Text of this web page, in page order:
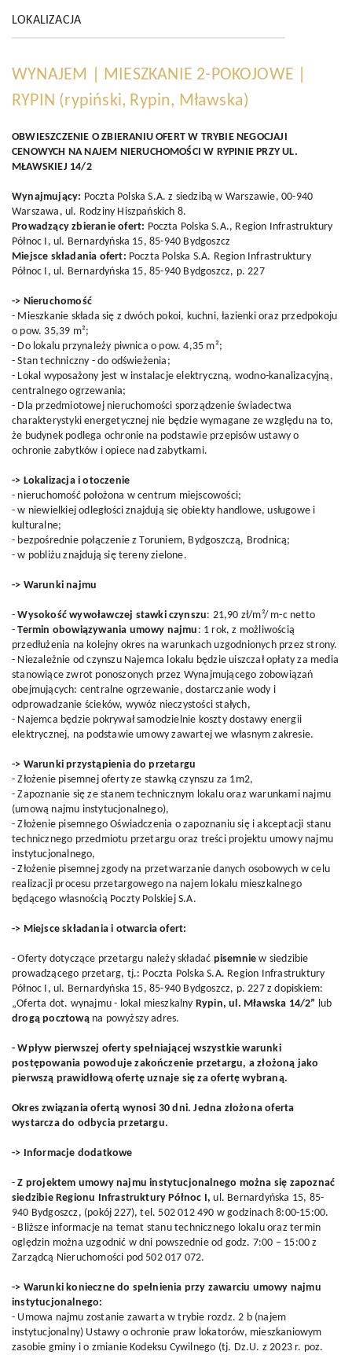
LOKALIZACJA
WYNAJEM | MIESZKANIE 2-POKOJOWE |
RYPIN (rypiński, Rypin, Mławska)
OBWIESZCZENIE O ZBIERANIU OFERT W TRYBIE NEGOCJAJI
CENOWYCH NA NAJEM NIERUCHOMOŚCI W RYPINIE PRZY UL.
MŁAWSKIEJ 14/2
Wynajmujący: Poczta Polska S.A. z siedzibą w Warszawie, 00-940
Warszawa, ul. Rodziny Hiszpańskich 8.
Prowadzący zbieranie ofert: Poczta Polska S.A., Region Infrastruktury
Północ I, ul. Bernardyńska 15, 85-940 Bydgoszcz
Miejsce składania ofert: Poczta Polska S.A. Region Infrastruktury
Północ I, ul. Bernardyńska 15, 85-940 Bydgoszcz, p. 227
-> Nieruchomość
- Mieszkanie składa się z dwóch pokoi, kuchni, łazienki oraz przedpokoju
o pow. 35,39 m²;
- Do lokalu przynależy piwnica o pow. 4,35 m²;
- Stan techniczny - do odświeżenia;
- Lokal wyposażony jest w instalacje elektryczną, wodno-kanalizacyjną,
centralnego ogrzewania;
- Dla przedmiotowej nieruchomości sporządzenie świadectwa
charakterystyki energetycznej nie będzie wymagane ze względu na to,
że budynek podlega ochronie na podstawie przepisów ustawy o
ochronie zabytków i opiece nad zabytkami.
-> Lokalizacja i otoczenie
- nieruchomość położona w centrum miejscowości;
- w niewielkiej odległości znajdują się obiekty handlowe, usługowe i
kulturalne;
- bezpośrednie połączenie z Toruniem, Bydgoszczą, Brodnicą;
- w pobliżu znajdują się tereny zielone.
-> Warunki najmu
-Wysokość wywoławczej stawki czynszu: 21,90 zł/m²/ m-c netto
-Termin obowiązywania umowy najmu : 1 rok, z możliwością
przedłużenia na kolejny okres na warunkach uzgodnionych przez strony.
- Niezależnie od czynszu Najemca lokalu będzie uiszczał opłaty za media
stanowiące zwrot ponoszonych przez Wynajmującego zobowiązań
obejmujących: centralne ogrzewanie, dostarczanie wody i
odprowadzanie ścieków, wywóz nieczystości stałych,
- Najemca będzie pokrywał samodzielnie koszty dostawy energii
elektrycznej, na podstawie umowy zawartej we własnym zakresie.
-> Warunki przystąpienia do przetargu
- Złożenie pisemnej oferty ze stawką czynszu za 1m2,
- Zapoznanie się ze stanem technicznym lokalu oraz warunkami najmu
(umową najmu instytucjonalnego),
- Złożenie pisemnego Oświadczenia o zapoznaniu się i akceptacji stanu
technicznego przedmiotu przetargu oraz treści projektu umowy najmu
instytucjonalnego,
- Złożenie pisemnej zgody na przetwarzanie danych osobowych w celu
realizacji procesu przetargowego na najem lokalu mieszkalnego
będącego własnością Poczty Polskiej S.A.
-> Miejsce składania i otwarcia ofert:
- Oferty dotyczące przetargu należy składać pisemnie w siedzibie
prowadzącego przetarg, tj.: Poczta Polska S.A. Region Infrastruktury
Północ I, ul. Bernardyńska 15, 85-940 Bydgoszcz, p. 227 z dopiskiem:
„Oferta dot. wynajmu - lokal mieszkalny Rypin, ul. Mławska 14/2” lub
drogą pocztowąna powyższy adres.
- Wpływ pierwszej oferty spełniającej wszystkie warunki
postępowania powoduje zakończenie przetargu, a złożoną jako
pierwszą prawidłową ofertę uznaje się za ofertę wybraną.
Okres związania ofertą wynosi 30 dni. Jedna złożona oferta
wystarcza do odbycia przetargu.
-> Informacje dodatkowe
-Z projektem umowy najmu instytucjonalnego można się zapoznać
siedzibie Regionu Infrastruktury Północ I,ul. Bernardyńska 15, 85-
940 Bydgoszcz, (pokój 227), tel. 502 012 490 w godzinach 8:00-15:00.
- Bliższe informacje na temat stanu technicznego lokalu oraz termin
oględzin można uzgodnić w dni powszednie od godz. 7:00 – 15:00 z
Zarządcą Nieruchomości pod 502 017 072.
-> Warunki konieczne do spełnienia przy zawarciu umowy najmu
instytucjonalnego:
- Umowa najmu zostanie zawarta w trybie rozdz. 2 b (najem
instytucjonalny) Ustawy o ochronie praw lokatorów, mieszkaniowym
zasobie gminy i o zmianie Kodeksu Cywilnego (tj. Dz.U. z 2023 r. poz.